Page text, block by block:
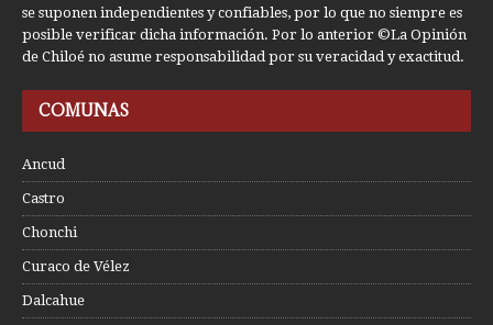
se suponen independientes y confiables, por lo que no siempre es
posible verificar dicha información. Por lo anterior ©La Opinión
de Chiloé no asume responsabilidad por su veracidad y exactitud.
COMUNAS
Ancud
Castro
Chonchi
Curaco de Vélez
Dalcahue